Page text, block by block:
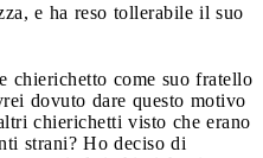
e ha reso tollerabile il suo
chierichetto come suo fratello
dovuto dare questo motivo
chierichetti visto che erano
strani? Ho deciso di